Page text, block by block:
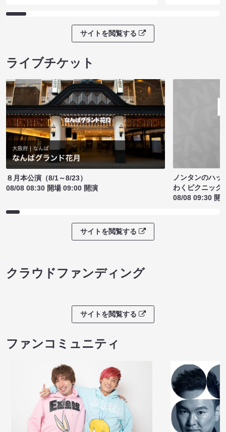
サイトを閲覧する
ライブチケット
８月本公演（8/1～8/23）
08/08 08:30 開場 09:00 開演
ノンタンのハッ
わくピクニック
08/08 09:30 開
サイトを閲覧する
クラウドファンディング
サイトを閲覧する
ファンコミュニティ